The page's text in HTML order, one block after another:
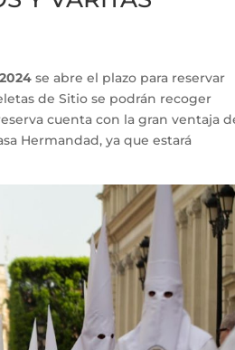
se abre el plazo para reservar
de Sitio se podrán recoger
cuenta con la gran ventaja
Hermandad, ya que estará